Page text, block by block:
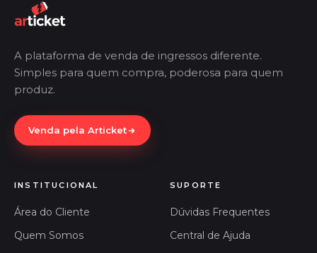
A plataforma de venda de ingressos diferente.
Simples para quem compra, poderosa para quem
produz.
Venda pela Articket
INSTITUCIONAL
Área do Cliente
Quem Somos
SUPORTE
Dúvidas Frequentes
Central de Ajuda